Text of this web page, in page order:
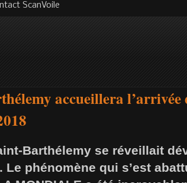
ScanVoile
accueillera l’arrivée
Barthélemy se réveillait
Le phénomène qui s’est